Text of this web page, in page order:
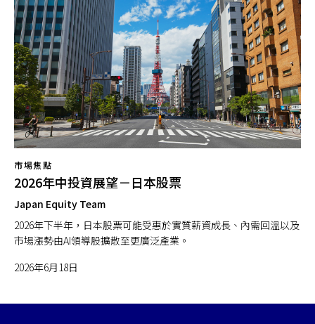
市場焦點
2026年中投資展望－日本股票
Japan Equity Team
2026年下半年，日本股票可能受惠於實質薪資成長、內需回溫以及
市場漲勢由AI領導股擴散至更廣泛產業。
2026年6月18日